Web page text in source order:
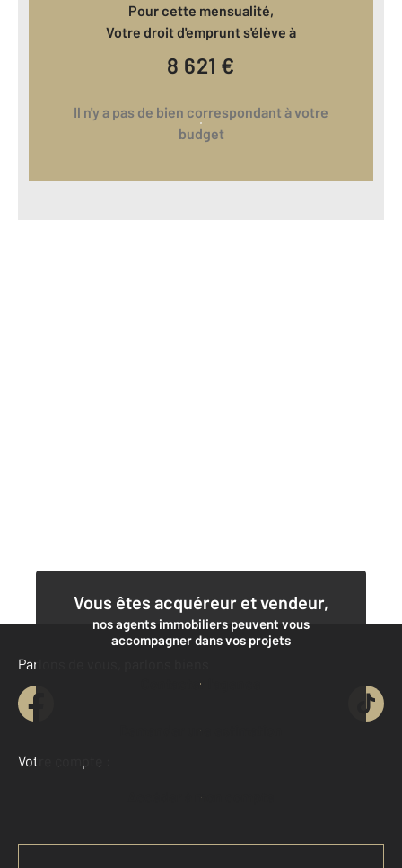
Pour cette mensualité,
Votre droit d'emprunt s'élève à
8 621 €
Il n'y a pas de bien correspondant à votre
budget
Vous êtes acquéreur et vendeur,
nos agents immobiliers peuvent vous
accompagner dans vos projets
Contacter l'agence
Demander une estimation
Parlons de vous, parlons biens
Votre compte :
Accéder à mon compte